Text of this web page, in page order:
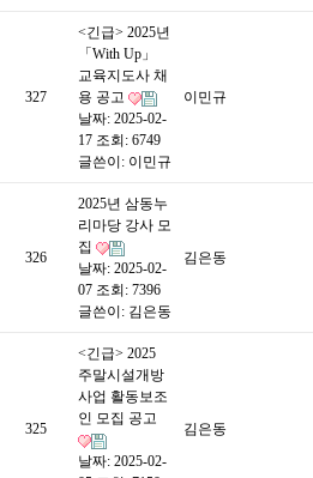
327
<긴급> 2025년
「With Up」
교육지도사 채
용 공고
날짜: 2025-02-
17 조회: 6749
글쓴이: 이민규
이민규
326
2025년 삼동누
리마당 강사 모
집
날짜: 2025-02-
07 조회: 7396
글쓴이: 김은동
김은동
325
<긴급> 2025
주말시설개방
사업 활동보조
인 모집 공고
날짜: 2025-02-
김은동